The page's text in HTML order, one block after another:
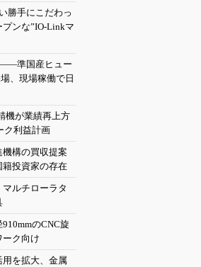
勝手にこだわっ
ンな”IO-Linkマ
準国産ヒュー
、現場稼働で日
機が業績再上方
ク利益計画
構の買収提案
投資家の存在
ルチローラタ
のCNC旋
ク向け
を拡大、金属